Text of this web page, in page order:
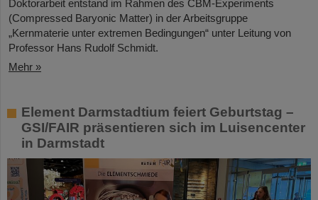
Doktorarbeit entstand im Rahmen des CBM-Experiments
(Compressed Baryonic Matter) in der Arbeitsgruppe
„Kernmaterie unter extremen Bedingungen“ unter Leitung von
Professor Hans Rudolf Schmidt.
Mehr »
Element Darmstadtium feiert Geburtstag –
GSI/FAIR präsentieren sich im Luisencenter
in Darmstadt